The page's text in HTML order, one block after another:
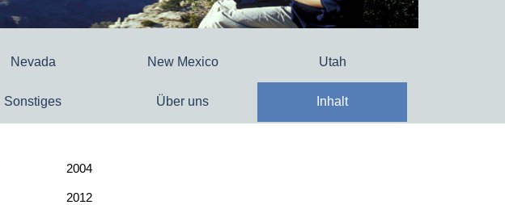
Nevada New Mexico Utah
Sonstiges Über uns Inhalt
2004
2012